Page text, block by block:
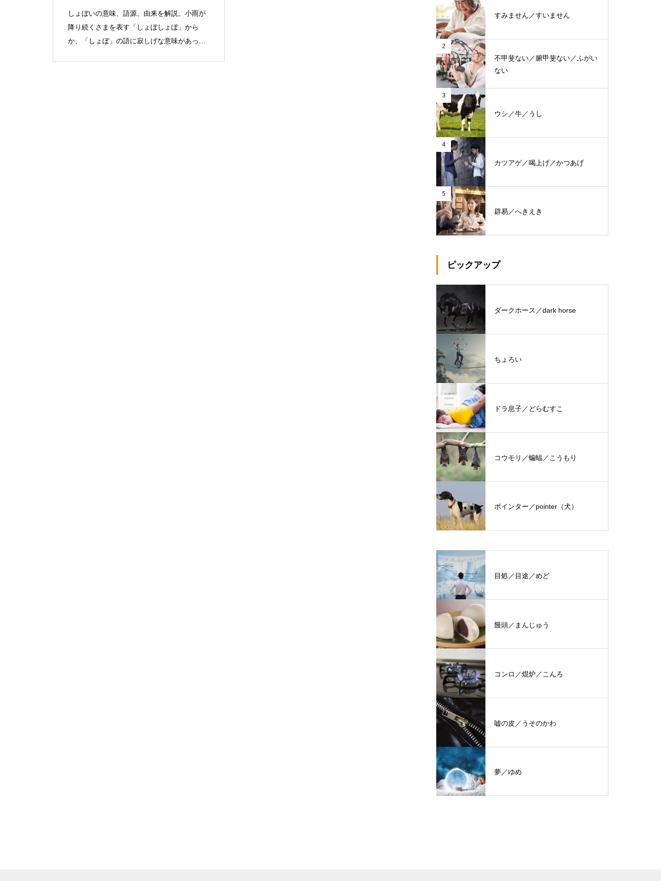
しょぼいの意味、語源、由来を解説。小雨が
降り続くさまを表す「しょぼしょぼ」から
か、「しょぼ」の語に寂しげな意味があった
すみません／すいません
2
不甲斐ない／腑甲斐ない／ふがい
ない
3
ウシ／牛／うし
4
カツアゲ／喝上げ／かつあげ
5
辟易／へきえき
ピックアップ
ダークホース／dark horse
ちょろい
ドラ息子／どらむすこ
コウモリ／蝙蝠／こうもり
ポインター／pointer（犬）
目処／目途／めど
饅頭／まんじゅう
コンロ／焜炉／こんろ
嘘の皮／うそのかわ
夢／ゆめ